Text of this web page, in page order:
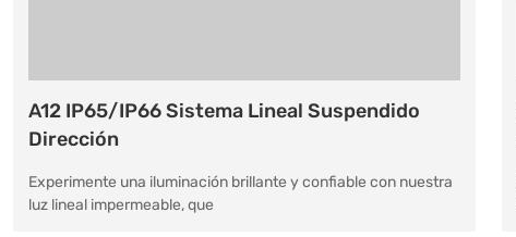
A12 IP65/IP66 Sistema Lineal Suspendido
Dirección
Experimente una iluminación brillante y confiable con nuestra
luz lineal impermeable, que